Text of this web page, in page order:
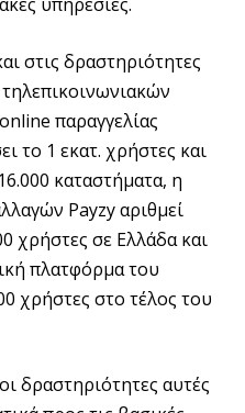
στις δραστηριότητες
παραγγελίας
το 1 εκατ. χρήστες και
καταστήματα, η
Payzy αριθμεί
χρήστες σε Ελλάδα και
πλατφόρμα του
χρήστες στο τέλος του
δραστηριότητες αυτές